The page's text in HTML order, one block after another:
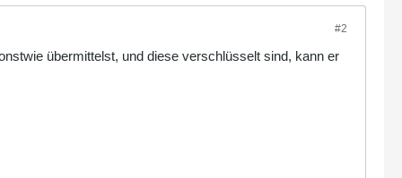
#2
übermittelst, und diese verschlüsselt sind, kann er